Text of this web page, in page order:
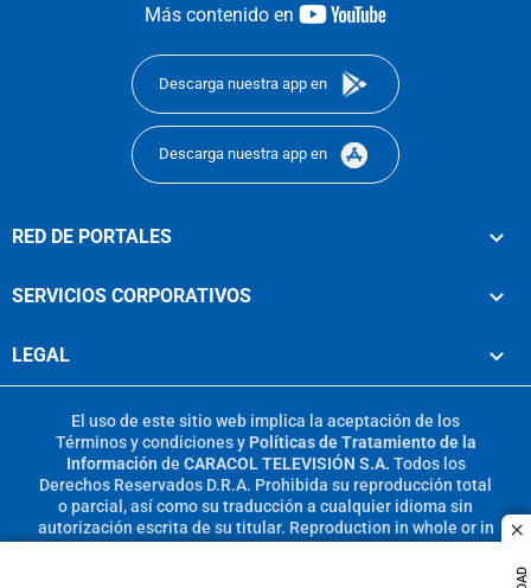
Más contenido en
youtube-
Descarga nuestra app en
Descarga nuestra app en
RED DE PORTALES
SERVICIOS CORPORATIVOS
LEGAL
El uso de este sitio web implica la aceptación de los
Términos y condicionesy Políticas de Tratamiento de la
Información de CARACOL TELEVISIÓN S.A. Todos los
Derechos Reservados D.R.A. Prohibida su reproducción total
o parcial, así como su traducción a cualquier idioma sin
autorización escrita de su titular. Reproduction in whole or in